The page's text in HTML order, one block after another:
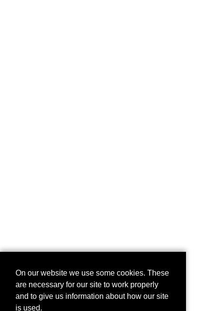
On our website we use some cookies. These
are necessary for our site to work properly
and to give us information about how our site
is used.